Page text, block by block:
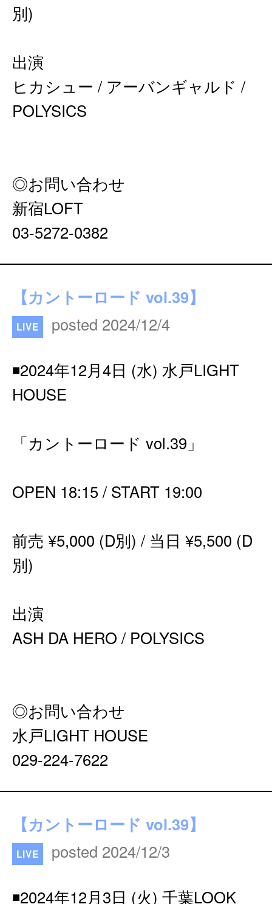
別)
出演
ヒカシュー / アーバンギャルド /
POLYSICS
◎お問い合わせ
新宿LOFT
03-5272-0382
【カントーロード vol.39】
LIVE posted 2024/12/4
◾️2024年12月4日 (水) 水戸LIGHT
HOUSE
「カントーロード vol.39」
OPEN 18:15 / START 19:00
前売 ¥5,000 (D別) / 当日 ¥5,500 (D
別)
出演
ASH DA HERO / POLYSICS
◎お問い合わせ
水戸LIGHT HOUSE
029-224-7622
【カントーロード vol.39】
LIVE posted 2024/12/3
◾️2024年12月3日 (火) 千葉LOOK